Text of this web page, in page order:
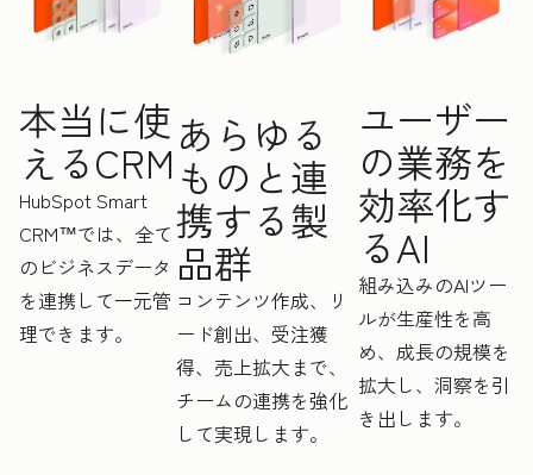
本当に使
えるCRM
HubSpot Smart
CRM™では、全て
のビジネスデータ
を連携して一元管
理できます。
あらゆる
ものと連
携する製
品群
コンテンツ作成、リ
ード創出、受注獲
得、売上拡大まで、
チームの連携を強化
して実現します。
ユーザー
の業務を
効率化す
るAI
組み込みのAIツー
ルが生産性を高
め、成長の規模を
拡大し、洞察を引
き出します。